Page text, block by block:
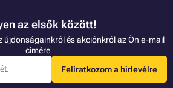
az elsők között!
újdonságainkról és akciónkról az Ön e-mail
címére
Feliratkozom a hírlevélre